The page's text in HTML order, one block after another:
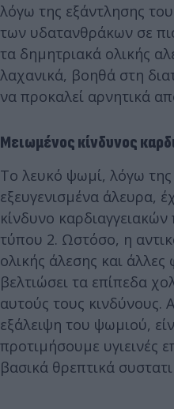
λόγω της εξάντλησης
των υδατανθράκων σε
τα δημητριακά ολικής
λαχανικά, βοηθά στη
να προκαλεί αρνητικά
Μειωμένος κίνδυνος
Το λευκό ψωμί, λόγω της
εξευγενισμένα άλευρα,
κίνδυνο
τύπου 2. Ωστόσο, η
ολικής άλεσης και
βελτιώσει τα επίπεδα
αυτούς τους κινδύνους.
εξάλειψη του ψωμιού,
προτιμήσουμε υγιεινές
βασικά θρεπτικά